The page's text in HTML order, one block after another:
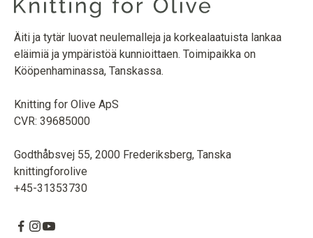
Äiti ja tytär luovat neulemalleja ja korkealaatuista lankaa
eläimiä ja ympäristöä kunnioittaen. Toimipaikka on
Kööpenhaminassa, Tanskassa.
Knitting for Olive ApS
CVR: 39685000
Godthåbsvej 55, 2000 Frederiksberg, Tanska
knittingforolive
+45-31353730